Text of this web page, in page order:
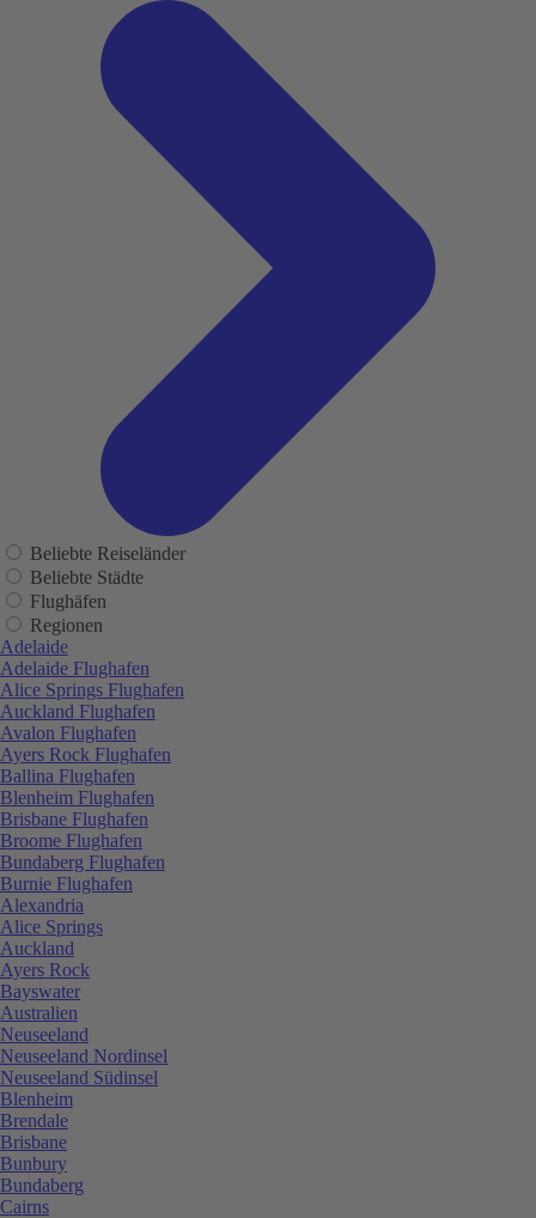
Beliebte Reiseländer
Beliebte Städte
Flughäfen
Regionen
Adelaide
Adelaide Flughafen
Alice Springs Flughafen
Auckland Flughafen
Avalon Flughafen
Ayers Rock Flughafen
Ballina Flughafen
Blenheim Flughafen
Brisbane Flughafen
Broome Flughafen
Bundaberg Flughafen
Burnie Flughafen
Alexandria
Alice Springs
Auckland
Ayers Rock
Bayswater
Australien
Neuseeland
Neuseeland Nordinsel
Neuseeland Südinsel
Blenheim
Brendale
Brisbane
Bunbury
Bundaberg
Cairns